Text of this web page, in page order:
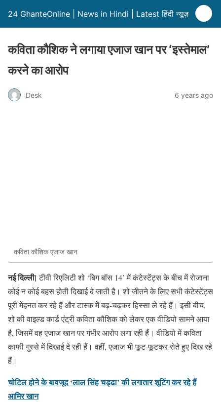
24 GhanteOnline | News in Hindi | Latest हिंदी न्यूज़
कविता कौशिक ने लगाया एजाज खान पर ‘इस्तेमाल’
करने का आरोप
Desk 6 years ago
कविता कौशिक एजाज खान
नई दिल्ली|टीवी रिएलिटी शो ‘बिग बॉस 14’ में कंटेस्टेंट्स के बीच में रोजाना
कोई न कोई बहस होती दिखाई दे जाती है। शो जीतने के लिए सभी कंटेस्टेंट्स
पूरी मेहनत कर रहे हैं और टास्क में बढ़-चढ़कर हिस्सा ले रहे हैं। इसी बीच,
शो की वाइल्ड कार्ड एंट्री कविता कौशिक को लेकर एक वीडियो सामने आया
है, जिसमें वह एजाज खान पर गंभीर आरोप लगा रही हैं। वीडियो में कविता
काफी गुस्से में दिखाई दे रही हैं। वहीं, एजाज भी फूट-फूटकर रोते हुए दिख रहे
हैं।
चोटिल होने के बावजूद ‘लाल सिंह चड्ढा’ की लगातार शूटिंग कर रहे हैं
आमिर खान